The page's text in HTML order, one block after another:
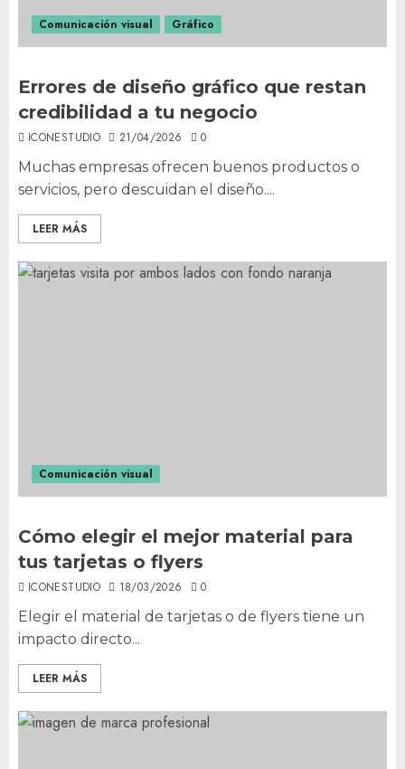
Comunicación visual Gráfico
Errores de diseño gráfico que restan
credibilidad a tu negocio
ICONESTUDIO 21/04/2026 0
Muchas empresas ofrecen buenos productos o
servicios, pero descuidan el diseño....
LEER MÁS
Comunicación visual
Cómo elegir el mejor material para
tus tarjetas o flyers
ICONESTUDIO 18/03/2026 0
Elegir el material de tarjetas o de flyers tiene un
impacto directo...
LEER MÁS